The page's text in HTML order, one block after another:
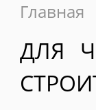
Главная
ДЛЯ